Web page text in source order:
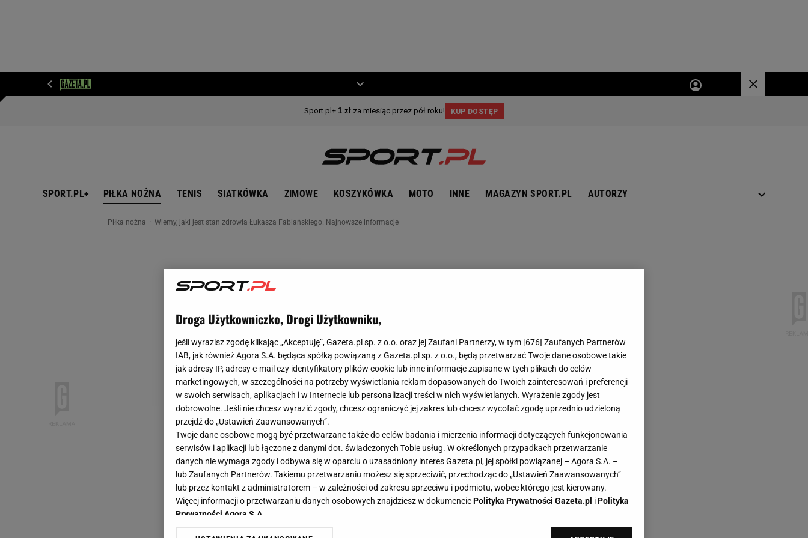
SPORT.PL+ PIŁKA NOŻNA TENIS SIATKÓWKA ZIMOWE KOSZYKÓWKA MOTO INNE MAGAZYN SPORT.PL AUTORZY
Piłka nożna Wiemy, jaki jest stan zdrowia Łukasza Fabiańskiego. Najnowsze informacje
Droga Użytkowniczko, Drogi Użytkowniku,
jeśli wyrazisz zgodę klikając „Akceptuję”, Gazeta.pl sp. z o.o. oraz jej Zaufani Partnerzy, w tym [676] Zaufanych Partnerów
IAB, jak również Agora S.A. będąca spółką powiązaną z Gazeta.pl sp. z o.o., będą przetwarzać Twoje dane osobowe takie
jak adresy IP, adresy e-mail czy identyfikatory plików cookie lub inne informacje zapisane w tych plikach do celów
marketingowych, w szczególności na potrzeby wyświetlania reklam dopasowanych do Twoich zainteresowań i preferencji
w swoich serwisach, aplikacjach i w Internecie lub personalizacji treści w nich wyświetlanych. Wyrażenie zgody jest
dobrowolne. Jeśli nie chcesz wyrazić zgody, chcesz ograniczyć jej zakres lub chcesz wycofać zgodę uprzednio udzieloną
przejdź do „Ustawień Zaawansowanych”.
Twoje dane osobowe mogą być przetwarzane także do celów badania i mierzenia informacji dotyczących funkcjonowania
serwisów i aplikacji lub łączone z danymi dot. świadczonych Tobie usług. W określonych przypadkach przetwarzanie
danych nie wymaga zgody i odbywa się w oparciu o uzasadniony interes Gazeta.pl, jej spółki powiązanej – Agora S.A. –
lub Zaufanych Partnerów. Takiemu przetwarzaniu możesz się sprzeciwić, przechodząc do „Ustawień Zaawansowanych”
lub przez kontakt z administratorem – w zależności od zakresu sprzeciwu i podmiotu, wobec którego jest kierowany.
Więcej informacji o przetwarzaniu danych osobowych znajdziesz w dokumenciePolityka Prywatności Gazeta.pl iPolityka
Prywatności Agora S.A.